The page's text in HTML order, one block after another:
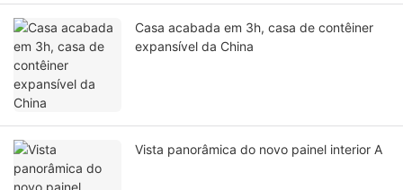
Casa acabada em 3h, casa de contêiner
expansível da China
Vista panorâmica do novo painel interior A